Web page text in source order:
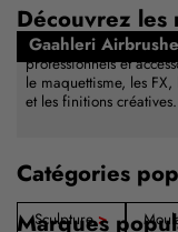
Découvrez
Gaahleri
Systèmes d'aérographe
professionnels et
le maquettisme, les
et les finitions créatives.
Catégories
Sculpture>
Marques